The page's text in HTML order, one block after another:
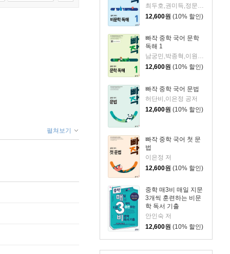
최두호,권미득,정문경,송정윤,배지은 공저
12,600원 (10% 할인)
빠작 중학 국어 문학
독해 1
남궁민,박종혁,이원영,이은정,이재찬,이창우,정철,허단비 공저
12,600원 (10% 할인)
빠작 중학 국어 문법
허단비,이은정 공저
12,600원 (10% 할인)
빠작 중학 국어 첫 문
법
이은정 저
12,600원 (10% 할인)
중학 매3비 매일 지문
3개씩 훈련하는 비문
학 독서 기출
안인숙 저
12,600원 (10% 할인)
펼쳐보기